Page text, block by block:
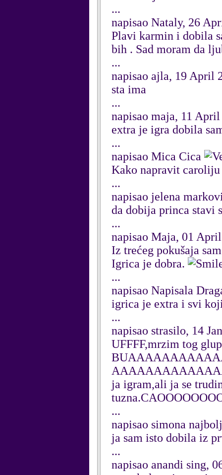
...
napisao Nataly, 26
Plavi karmin i dobila
bih . Sad moram da
...
napisao ajla, 19 April
sta ima
...
napisao maja, 11
extra je igra dobila
...
napisao Mica Cica
Kako napravit
...
napisao jelena
da dobija princa stavi
...
napisao Maja, 01
Iz trećeg pokušaja
Igrica je dobra.
...
napisao Napisala
igrica je extra i svi
...
napisao strasilo, 14
UFFFF,mrzim tog
ja igram,ali ja se
...
napisao simona
ja sam isto dobila iz
...
napisao anandi sing,